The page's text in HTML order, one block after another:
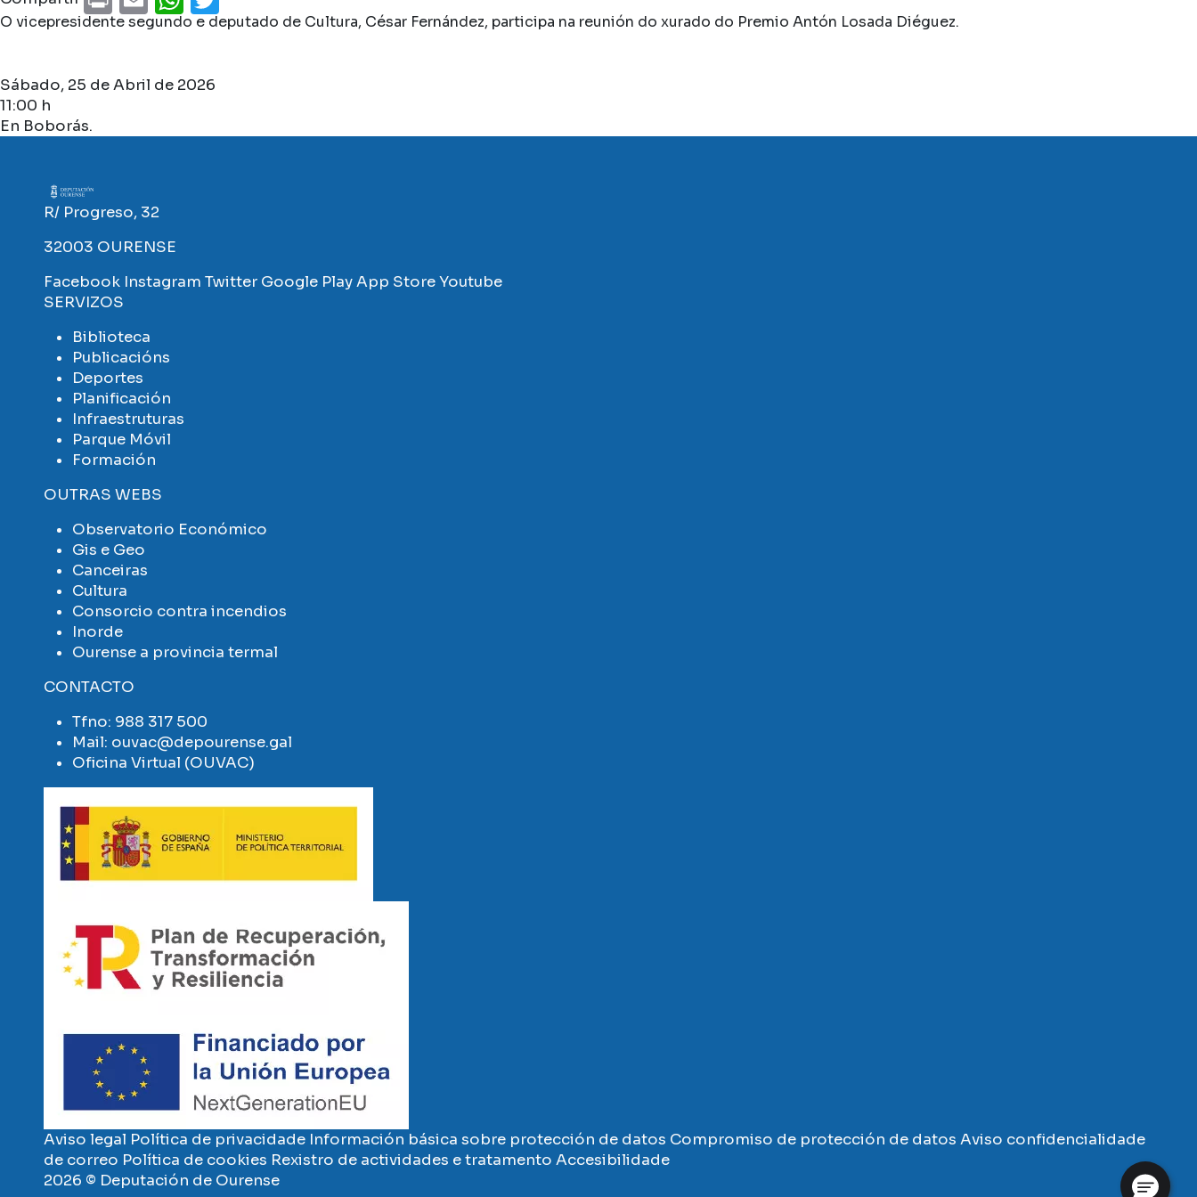
O vicepresidente segundo e deputado de Cultura, César Fernández, participa na reunión do xurado do Premio Antón Losada Diéguez.
Sábado, 25 de Abril de 2026
11:00 h
En Boborás.
Imaxe
R/ Progreso, 32
32003 OURENSE
Facebook Instagram Twitter Google PlayApp StoreYoutube
SERVIZOS
Biblioteca
Publicacións
Deportes
Planificación
Infraestruturas
Parque Móvil
Formación
OUTRAS WEBS
Observatorio Económico
Gis e Geo
Canceiras
Cultura
Consorcio contra incendios
Inorde
Ourense a provincia termal
CONTACTO
Tfno: 988 317 500
Mail: ouvac@depourense.gal
Oficina Virtual (OUVAC)
Aviso legal Política de privacidade Información básica sobre protección de datos Compromiso de protección de datos Aviso confidencialidade
de correo Política de cookies Rexistro de actividades e tratamento Accesibilidade
2026 © Deputación de Ourense